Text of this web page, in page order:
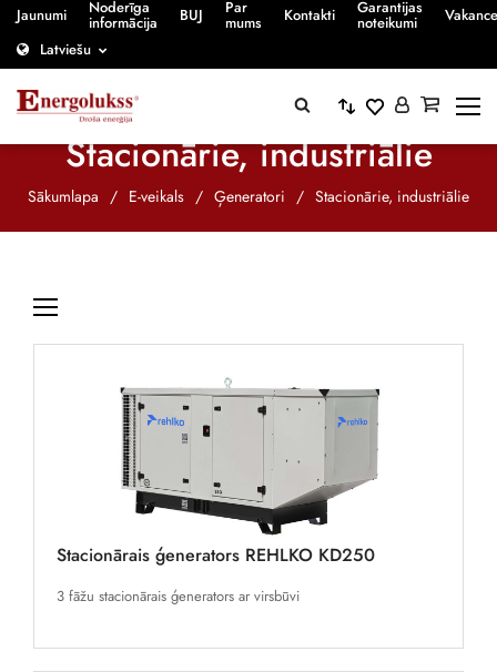
Jaunumi Noderīga
informācija BUJ Par
mums Kontakti Garantijas
noteikumi
Latviešu
Stacionārie, industriālie
Sākumlapa / E-veikals / Ģeneratori / Stacionārie, industriālie
Stacionārais ģenerators REHLKO KD250
3 fāžu stacionārais ģenerators ar virsbūvi